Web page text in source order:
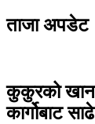
ताजा अपडेट
कुकुरको
कार्गोबाट